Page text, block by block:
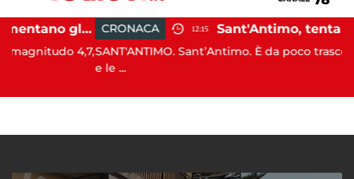
Campi Flegrei, aumentano gli sfollati e infuria lo scontro politico
4,7,
CRONACA 12:15
SANT'ANTIMO. Sant’Antimo. È da poco trascorso il